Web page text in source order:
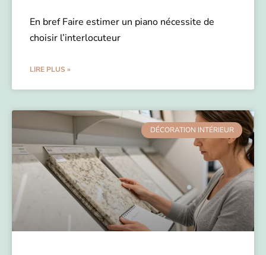
En bref Faire estimer un piano nécessite de
choisir l’interlocuteur
LIRE PLUS »
DÉCORATION INTÉRIEUR